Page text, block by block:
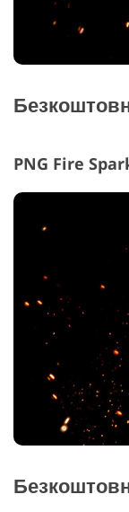
PNG Fire